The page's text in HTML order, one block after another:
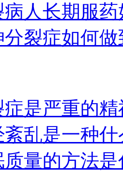
人长期服
裂症如何
是严重的
乱是一种
量的方法